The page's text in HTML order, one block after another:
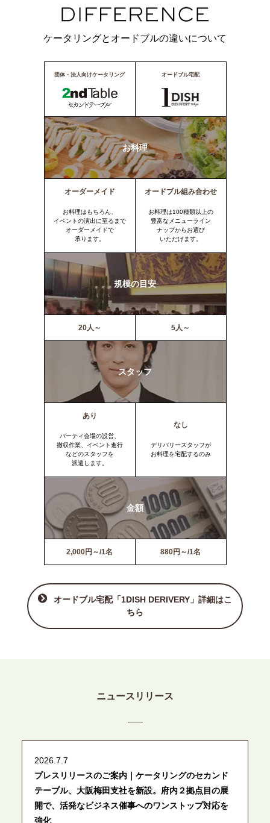
ケータリングとオードブルの違いについて
団体・法人向けケータリング オードブル宅配
お料理
オーダーメイド
お料理はもちろん、
イベントの演出に至るまで
オーダーメイドで
承ります。
オードブル組み合わせ
お料理は100種類以上の
豊富なメニューライン
ナップからお選び
いただけます。
規模の目安
20人～ 5人～
スタッフ
あり
パーティ会場の設営、
撤収作業、イベント進行
などのスタッフを
派遣します。
なし
デリバリースタッフが
お料理を宅配するのみ
金額
2,000円～/1名 880円～/1名
オードブル宅配「1DISH DERIVERY」詳細はこ
ちら
ニュースリリース
2026.7.7
プレスリリースのご案内｜ケータリングのセカンド
テーブル、大阪梅田支社を新設。府内２拠点目の展
開で、活発なビジネス催事へのワンストップ対応を
強化